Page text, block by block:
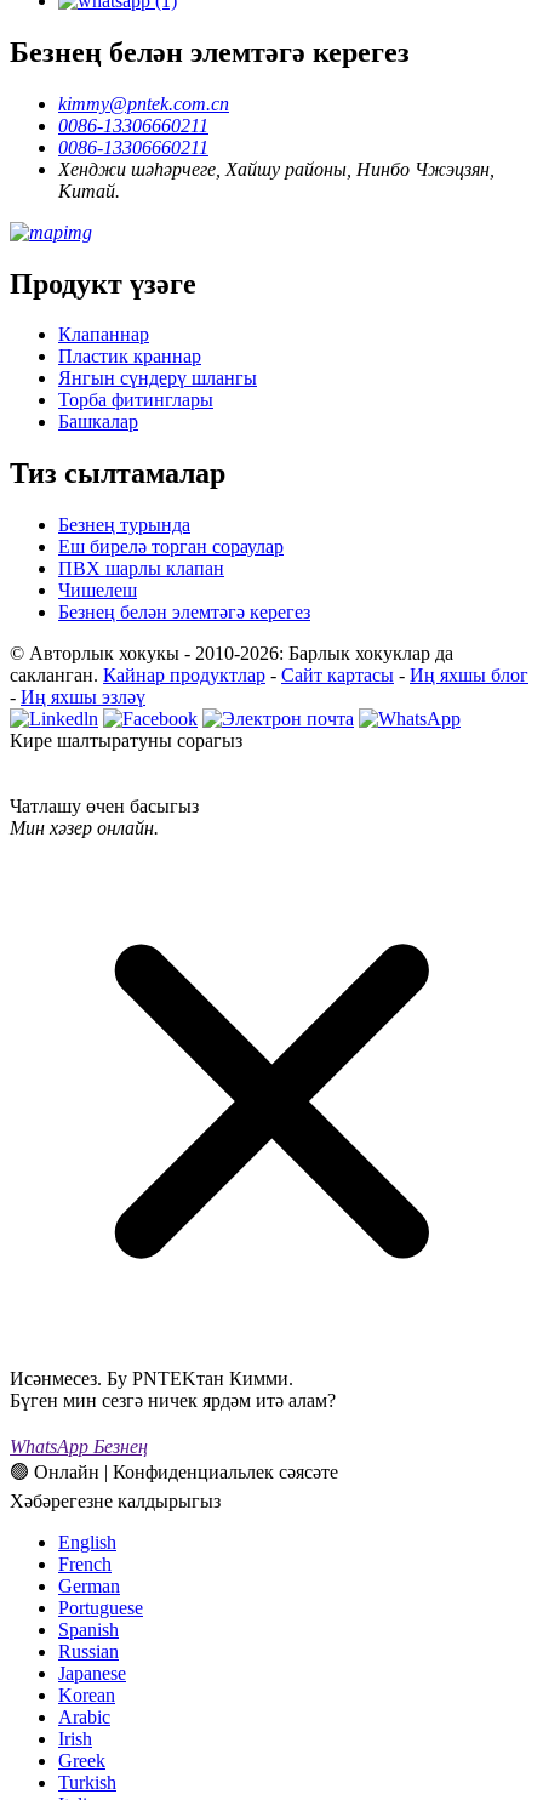
Безнең белән элемтәгә керегез
kimmy@pntek.com.cn
0086-13306660211
0086-13306660211
Хенджи шәһәрчеге, Хайшу районы, Нинбо Чжэцзян,
Китай.
Продукт үзәге
Клапаннар
Пластик краннар
Янгын сүндерү шлангы
Торба фитинглары
Башкалар
Тиз сылтамалар
Безнең турында
Еш бирелә торган сораулар
ПВХ шарлы клапан
Чишелеш
Безнең белән элемтәгә керегез
© Авторлык хокукы - 2010-2026: Барлык хокуклар да
сакланган. Кайнар продуктлар - Сайт картасы - Иң яхшы блог
- Иң яхшы эзләү
Кире шалтыратуны сорагыз
Чатлашу өчен басыгыз
Мин хәзер онлайн.
Исәнмесез. Бу PNTEKтан Кимми.
Бүген мин сезгә ничек ярдәм итә алам?
WhatsApp Безнең
🟢 Онлайн | Конфиденциальлек сәясәте
Хәбәрегезне калдырыгыз
English
French
German
Portuguese
Spanish
Russian
Japanese
Korean
Arabic
Irish
Greek
Turkish